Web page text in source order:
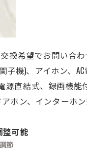
換希望でお問い合
子機)、アイホン、
源直結式、録画機
ホン、インターホン
整可能